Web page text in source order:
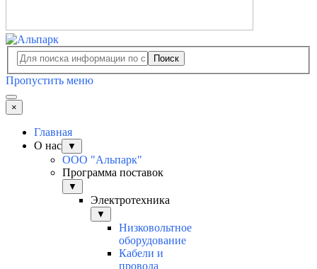
Поиск
Пропустить меню
×
Главная
О нас
▼
ООО "Альпарк"
Программа поставок
▼
Электротехника
▼
Низковольтное
оборудование
Кабели и
провода